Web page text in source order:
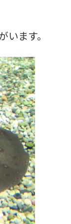
ます。